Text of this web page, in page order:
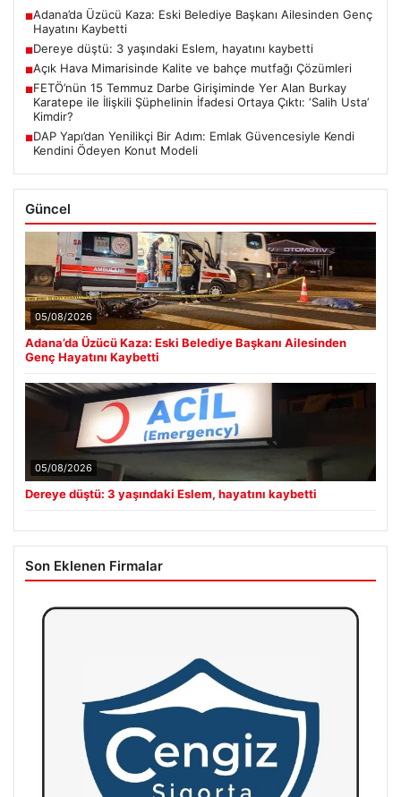
■Adana’da Üzücü Kaza: Eski Belediye Başkanı Ailesinden Genç
Hayatını Kaybetti
■Dereye düştü: 3 yaşındaki Eslem, hayatını kaybetti
■Açık Hava Mimarisinde Kalite ve bahçe mutfağı Çözümleri
■FETÖ’nün 15 Temmuz Darbe Girişiminde Yer Alan Burkay
Karatepe ile İlişkili Şüphelinin İfadesi Ortaya Çıktı: ‘Salih Usta’
Kimdir?
■DAP Yapı’dan Yenilikçi Bir Adım: Emlak Güvencesiyle Kendi
Kendini Ödeyen Konut Modeli
Güncel
05/08/2026
Adana’da Üzücü Kaza: Eski Belediye Başkanı Ailesinden
Genç Hayatını Kaybetti
05/08/2026
Dereye düştü: 3 yaşındaki Eslem, hayatını kaybetti
Son Eklenen Firmalar